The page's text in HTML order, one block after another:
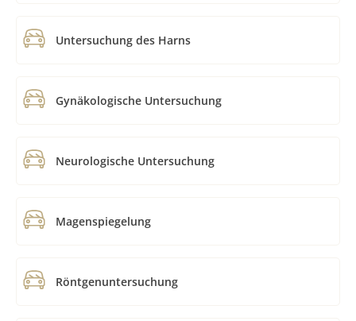
Untersuchung des Harns
Gynäkologische Untersuchung
Neurologische Untersuchung
Magenspiegelung
Röntgenuntersuchung